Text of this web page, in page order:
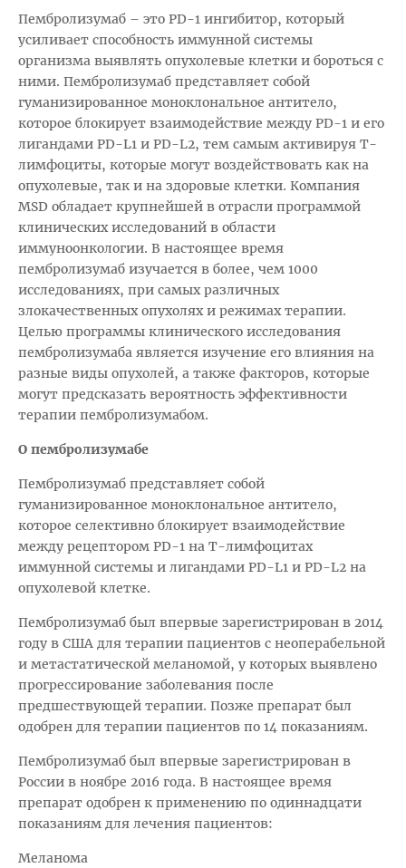
Пембролизумаб – это PD-1 ингибитор, который
усиливает способность иммунной системы
организма выявлять опухолевые клетки и бороться с
ними. Пембролизумаб представляет собой
гуманизированное моноклональное антитело,
которое блокирует взаимодействие между PD-1 и его
лигандами PD-L1 и PD-L2, тем самым активируя Т-
лимфоциты, которые могут воздействовать как на
опухолевые, так и на здоровые клетки. Компания
MSD обладает крупнейшей в отрасли программой
клинических исследований в области
иммуноонкологии. В настоящее время
пембролизумаб изучается в более, чем 1000
исследованиях, при самых различных
злокачественных опухолях и режимах терапии.
Целью программы клинического исследования
пембролизумаба является изучение его влияния на
разные виды опухолей, а также факторов, которые
могут предсказать вероятность эффективности
терапии пембролизумабом.
О пембролизумабе
Пембролизумаб представляет собой
гуманизированное моноклональное антитело,
которое селективно блокирует взаимодействие
между рецептором PD-1 на Т-лимфоцитах
иммунной системы и лигандами PD-L1 и PD-L2 на
опухолевой клетке.
Пембролизумаб был впервые зарегистрирован в 2014
году в США для терапии пациентов с неоперабельной
и метастатической меланомой, у которых выявлено
прогрессирование заболевания после
предшествующей терапии. Позже препарат был
одобрен для терапии пациентов по 14 показаниям.
Пембролизумаб был впервые зарегистрирован в
России в ноябре 2016 года. В настоящее время
препарат одобрен к применению по одиннадцати
показаниям для лечения пациентов:
Меланома